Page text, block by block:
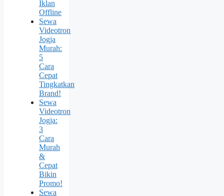
Iklan
Offline
Sewa
Videotron
Jogja
Murah:
5
Cara
Cepat
Tingkatkan
Brand!
Sewa
Videotron
Jogja:
3
Cara
Murah
&
Cepat
Bikin
Promo!
Sewa